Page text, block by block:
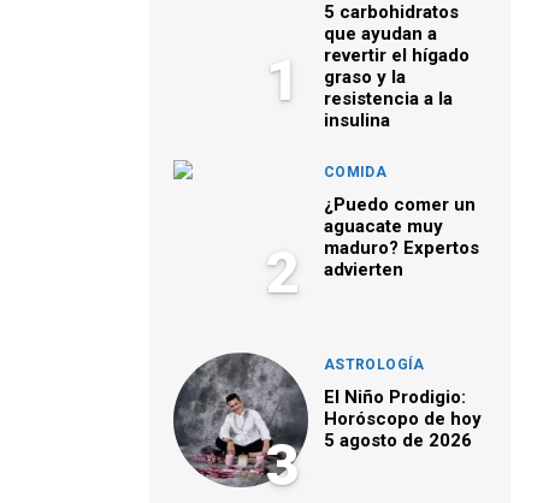
1
5 carbohidratos
que ayudan a
revertir el hígado
graso y la
resistencia a la
insulina
2
COMIDA
¿Puedo comer un
aguacate muy
maduro? Expertos
advierten
3
ASTROLOGÍA
El Niño Prodigio:
Horóscopo de hoy
5 agosto de 2026